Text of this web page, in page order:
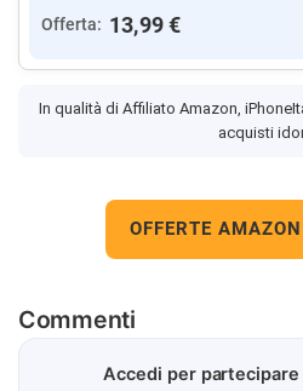
Offerta: 13,99 €
In qualità di Affiliato Amazon,
acquisti
OFFERTE
Commenti
Accedi per